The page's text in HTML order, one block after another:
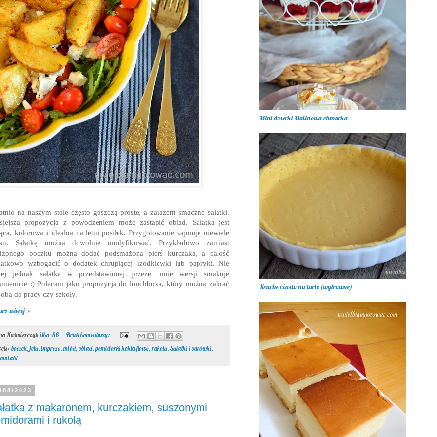
na naszym stole często goszczą proste, a zarazem smaczne sałatki.
propozycja z powodzeniem może zastąpić obiad. Sałatka jest
kolorowa i idealna na letni posiłek. Przygotowanie zajmuje niewiele
Sałatkę można dowolnie modyfikować. Przykładowo zamiast
boczku można dodać podsmażoną pierś kurczaka, a całość
wzbogacić o dodatek chrupiącej rzodkiewki lub papryki. Nie
jednak sałatka w przedstawionej przeze mnie wersji smakuje
:) Polecam jako propozycja do lunchboxa, który można zabrać
do pracy czy szkoły.
więcej »
Kuśmierczykilka_86
Brak komentarzy:
boczek,feta,impreza,miód,obiad,pomidorki koktajlowe,rukola,Sałatki i surówki,
08/2023
z makaronem, kurczakiem, suszonymi
i rukolą
Mini deserki Malinowa chmurka
Kruche ciasto na tartę (wytrawne)